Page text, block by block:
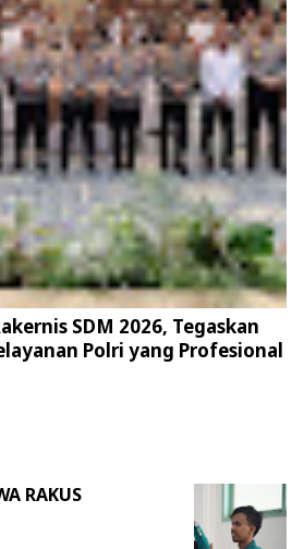
SDM 2026, Tegaskan
Polri yang Profesional
RAKUS